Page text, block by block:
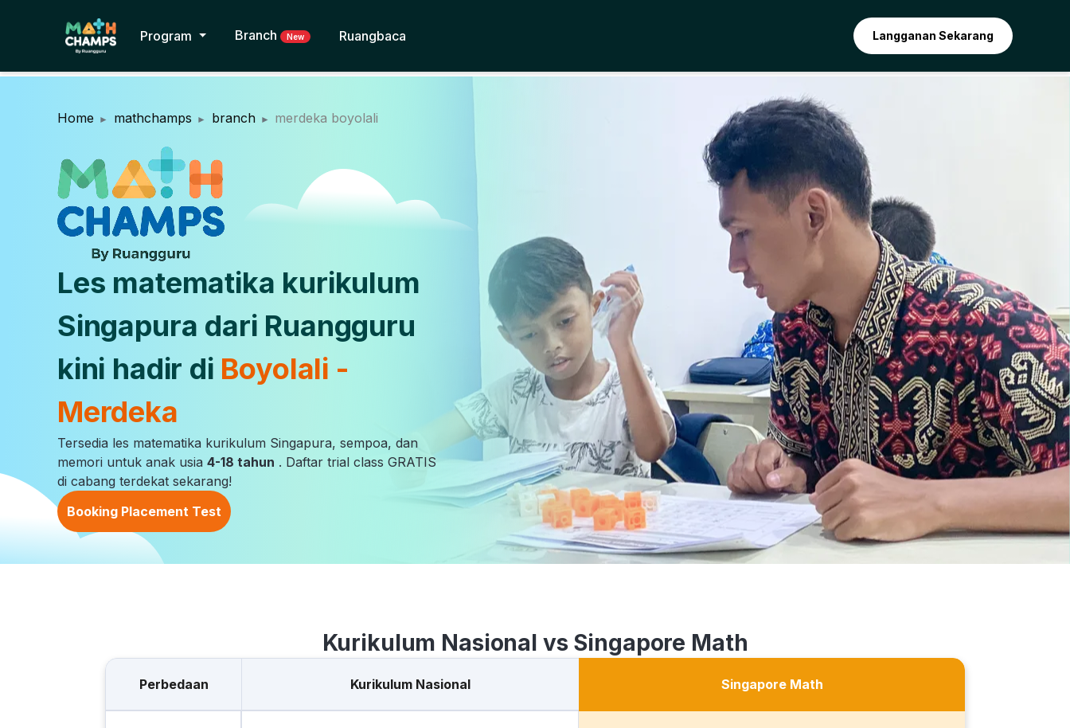
Program Branch New Ruangbaca Langganan Sekarang
Home mathchamps branch merdeka boyolali
Les matematika kurikulum
Singapura dari Ruangguru
kini hadir di Boyolali -
Merdeka
Tersedia les matematika kurikulum Singapura, sempoa, dan
memori untuk anak usia 4-18 tahun . Daftar trial class GRATIS
di cabang terdekat sekarang!
Booking Placement Test
Kurikulum Nasional vs Singapore Math
Perbedaan Kurikulum Nasional Singapore Math